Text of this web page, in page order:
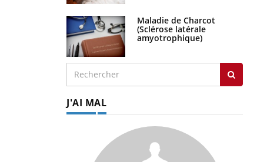
Maladie de Charcot
(Sclérose latérale
amyotrophique)
J'AI MAL